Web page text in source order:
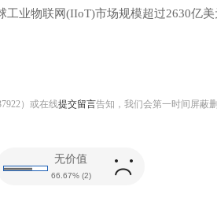
工业物联网(IIoT)市场规模超过2630亿
）或在线提交留言告知，我们会第一时间屏蔽删
无价值
66.67% (2)